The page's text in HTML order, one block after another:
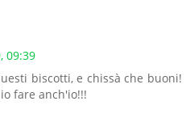
09:39
biscotti, e chissà che buoni!
fare anch'io!!!